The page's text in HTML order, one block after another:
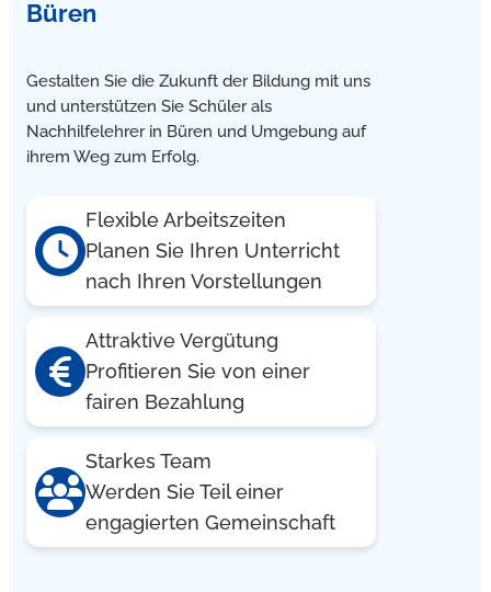
Büren
Gestalten Sie die Zukunft der Bildung mit uns
und unterstützen Sie Schüler als
Nachhilfelehrer in Büren und Umgebung auf
ihrem Weg zum Erfolg.
Flexible Arbeitszeiten
Planen Sie Ihren Unterricht
nach Ihren Vorstellungen
Attraktive Vergütung
Profitieren Sie von einer
fairen Bezahlung
Starkes Team
Werden Sie Teil einer
engagierten Gemeinschaft